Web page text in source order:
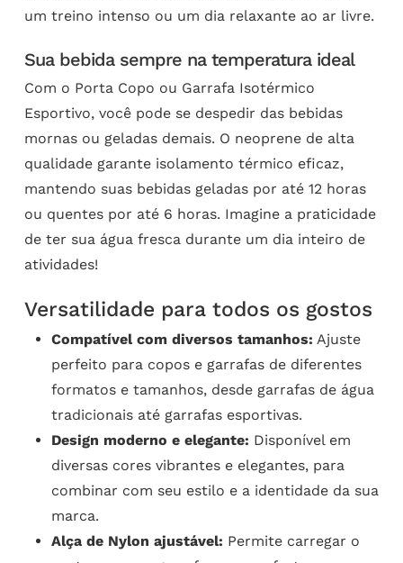
um treino intenso ou um dia relaxante ao ar livre.
Sua bebida sempre na temperatura ideal
Com o Porta Copo ou Garrafa Isotérmico
Esportivo, você pode se despedir das bebidas
mornas ou geladas demais. O neoprene de alta
qualidade garante isolamento térmico eficaz,
mantendo suas bebidas geladas por até 12 horas
ou quentes por até 6 horas. Imagine a praticidade
de ter sua água fresca durante um dia inteiro de
atividades!
Versatilidade para todos os gostos
Compatível com diversos tamanhos: Ajuste
perfeito para copos e garrafas de diferentes
formatos e tamanhos, desde garrafas de água
tradicionais até garrafas esportivas.
Design moderno e elegante: Disponível em
diversas cores vibrantes e elegantes, para
combinar com seu estilo e a identidade da sua
marca.
Alça de Nylon ajustável: Permite carregar o